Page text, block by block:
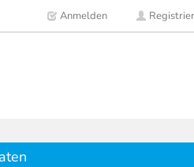
Anmelden